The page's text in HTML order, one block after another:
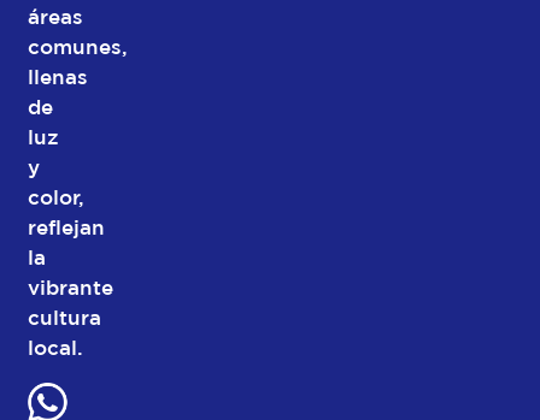
áreas
comunes,
llenas
de
luz
y
color,
reflejan
la
vibrante
cultura
local.